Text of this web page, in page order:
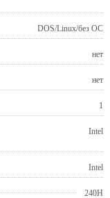
DOS/Linux/без ОС
нет
нет
1
Intel
Intel
240H